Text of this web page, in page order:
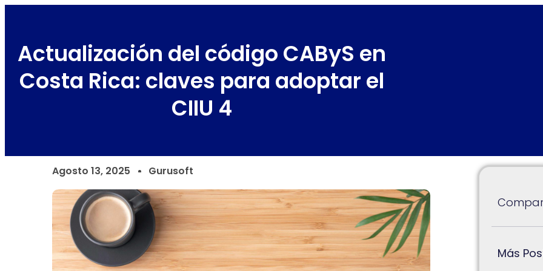
Actualización del código CAByS en
Costa Rica: claves para adoptar el
CIIU 4
Agosto 13, 2025 Gurusoft
Más